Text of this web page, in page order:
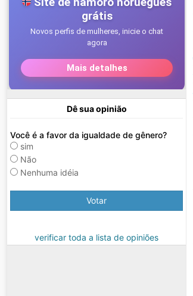
Dê sua opinião
Você é a favor da igualdade de gênero?
sim
Não
Nenhuma idéia
Votar
verificar toda a lista de opiniões